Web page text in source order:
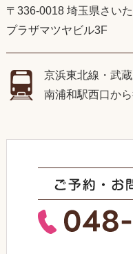
〒336-0018 埼玉県さい
プラザマツヤビル3F
京浜東北線・武
南浦和駅西口か